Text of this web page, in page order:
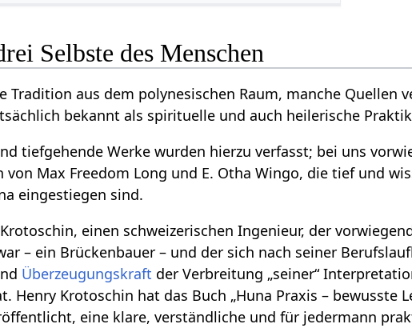
Selbste des Menschen
Tradition aus dem polynesischen Raum, manche Quellen
bekannt als spirituelle und auch heilerische
tiefgehende Werke wurden hierzu verfasst; bei uns
Max Freedom Long und E. Otha Wingo, die tief und
eingestiegen sind.
einen schweizerischen Ingenieur, der
– ein Brückenbauer – und der sich nach seiner
Überzeugungskraft der Verbreitung „seiner“
Henry Krotoschin hat das Buch „Huna Praxis – bewusste
eine klare, verständliche und für jedermann